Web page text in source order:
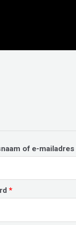
of e-mailadres
*Vereist